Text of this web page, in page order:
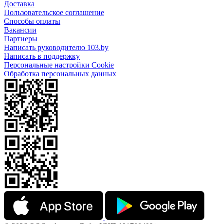
Доставка
Пользовательское соглашение
Способы оплаты
Вакансии
Партнеры
Написать руководителю 103.by
Написать в поддержку
Персональные настройки Cookie
Обработка персональных данных